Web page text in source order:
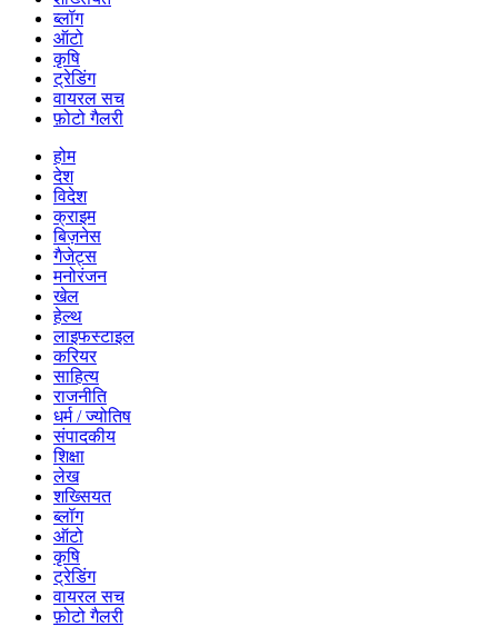
ब्लॉग
ऑटो
कृषि
ट्रेडिंग
वायरल सच
फ़ोटो गैलरी
होम
देश
विदेश
क्राइम
बिज़नेस
गैजेट्स
मनोरंजन
खेल
हेल्थ
लाइफस्टाइल
करियर
साहित्य
राजनीति
धर्म / ज्योतिष
संपादकीय
शिक्षा
लेख
शख्सियत
ब्लॉग
ऑटो
कृषि
ट्रेडिंग
वायरल सच
फ़ोटो गैलरी